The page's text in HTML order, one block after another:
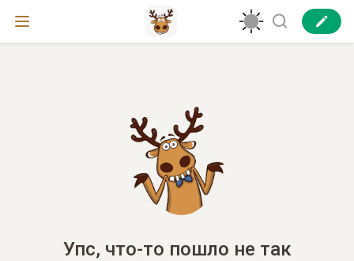
Упс, что-то пошло не так